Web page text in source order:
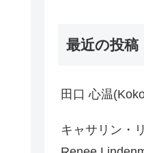
最近の投稿
田口 心温
キャサリン・